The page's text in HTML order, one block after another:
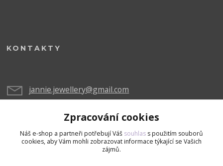
KONTAKTY
jannie.jewellery@gmail.com
Zpracování cookies
Náš e-shop a partneři potřebují Váš souhlas s použitím souborů
cookies, aby Vám mohli zobrazovat informace týkající se Vašich
zájmů.